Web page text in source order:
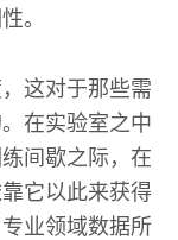
。
这对于那些需
在实验室之中
间歇之际，在
它以此来获得
业领域数据所